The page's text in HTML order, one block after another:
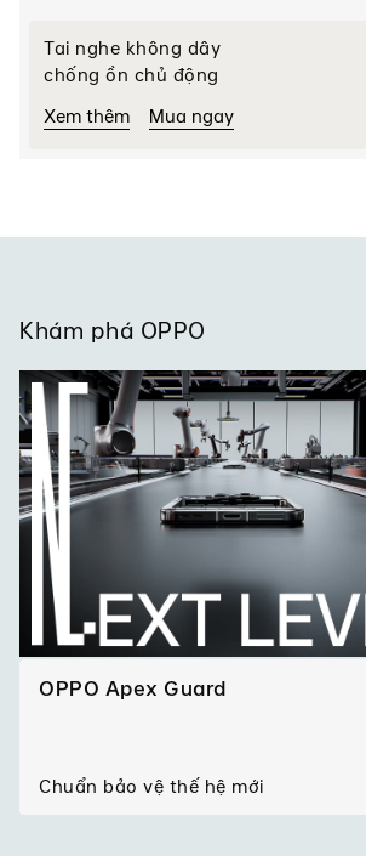
Tai nghe không dây
chống ồn chủ động
Xem thêm
Mua ngay
Khám phá OPPO
OPPO Apex Guard
Chuẩn bảo vệ thế hệ mới